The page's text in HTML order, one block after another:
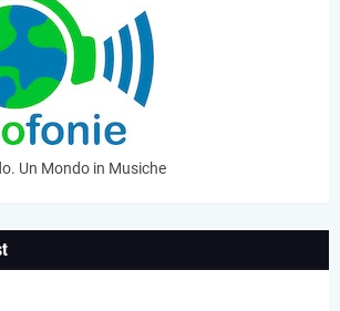
Un Mondo in Musiche